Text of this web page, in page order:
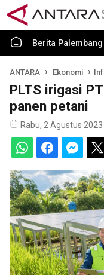
Berita Palembang
ANTARA Ekonomi
PLTS irigasi
panen petani
Rabu, 2 Agustus 2023